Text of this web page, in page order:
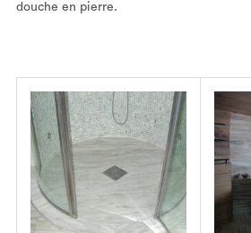
douche en pierre.